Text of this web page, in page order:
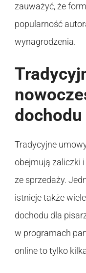
zauważyć, że
popularność
wynagrodzenia.
dochodu
Tradycyjne
obejmują zaliczki
ze sprzedaży.
istnieje także
dochodu dla
w programach
online to tylko